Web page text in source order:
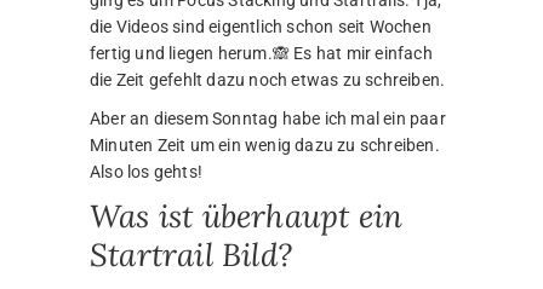
die Videos sind eigentlich schon seit Wochen
fertig und liegen herum.🙈 Es hat mir einfach
die Zeit gefehlt dazu noch etwas zu schreiben.
Aber an diesem Sonntag habe ich mal ein paar
Minuten Zeit um ein wenig dazu zu schreiben.
Also los gehts!
Was ist überhaupt ein
Startrail Bild?